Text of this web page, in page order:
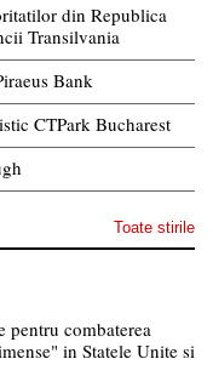
din Republica
Transilvania
Bank
CTPark Bucharest
Toate stirile
pentru combaterea
in Statele Unite si